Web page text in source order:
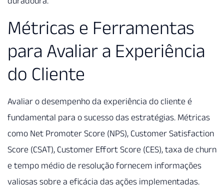
Métricas e Ferramentas
para Avaliar a Experiência
do Cliente
Avaliar o desempenho da experiência do cliente é
fundamental para o sucesso das estratégias. Métricas
como Net Promoter Score (NPS), Customer Satisfaction
Score (CSAT), Customer Effort Score (CES), taxa de churn
e tempo médio de resolução fornecem informações
valiosas sobre a eficácia das ações implementadas.